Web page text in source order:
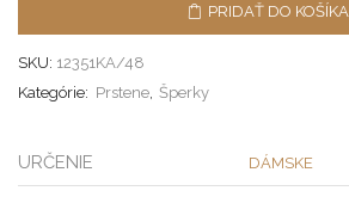
PRIDAŤ DO KOŠÍKA
SKU: 12351KA/48
Kategórie: Prstene, Šperky
URČENIE DÁMSKE